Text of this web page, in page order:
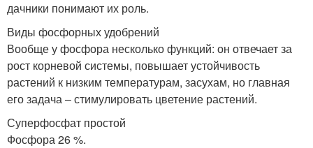
Минеральные
удобрения
Фосфорно-калийные
удобрения
Удобрения для томатов
дачники понимают их роль.
Виды фосфорных удобрений
Вообще у фосфора несколько функций: он отвечает за
рост корневой системы, повышает устойчивость
растений к низким температурам, засухам, но главная
его задача – стимулировать цветение растений.
Суперфосфат простой
Фосфора 26 %.